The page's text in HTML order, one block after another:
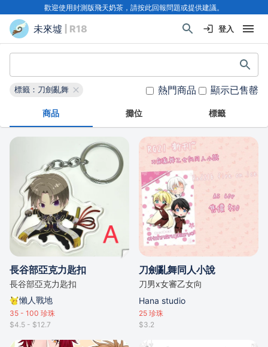
歡迎使用封測版飛天奶茶，請按此回報問題或提供建議。
未來墟 | R18 登入
標籤：刀劍亂舞 熱門商品 顯示已售罄
商品 攤位 標籤
長谷部亞克力匙扣
長谷部亞克力匙扣
懶人戰地
35 - 100 珍珠
$4.5 - $12.7
刀劍亂舞同人小說
刀男x女審乙女向
Hana studio
25 珍珠
$3.2